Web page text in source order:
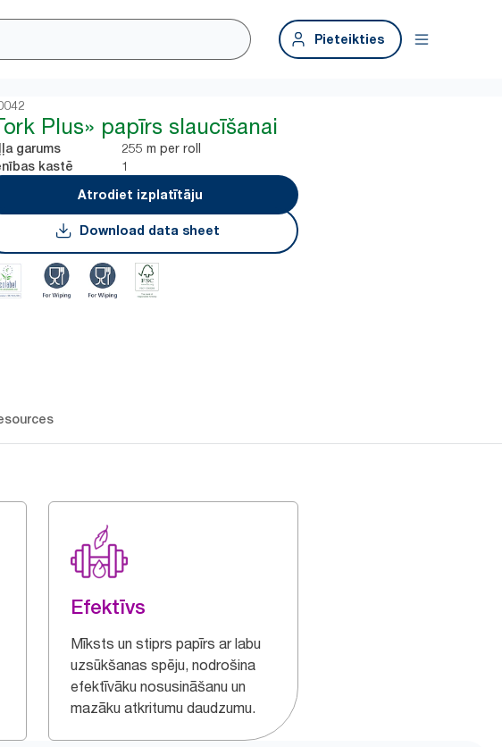
Pieteikties
Plus» papīrs slaucīšanai
garums 255 m per roll
kastē
1
Atrodiet izplatītāju
Download data sheet
Efektīvs
Mīksts un stiprs papīrs ar labu
uzsūkšanas spēju, nodrošina
efektīvāku nosusināšanu un
mazāku atkritumu daudzumu.